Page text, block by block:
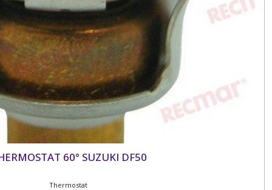
60° SUZUKI DF50
Thermostat